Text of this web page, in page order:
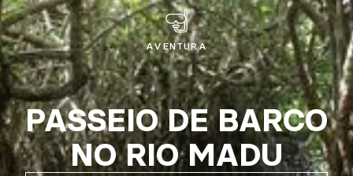
AVENTURA
PASSEIO DE BARCO
NO RIO MADU